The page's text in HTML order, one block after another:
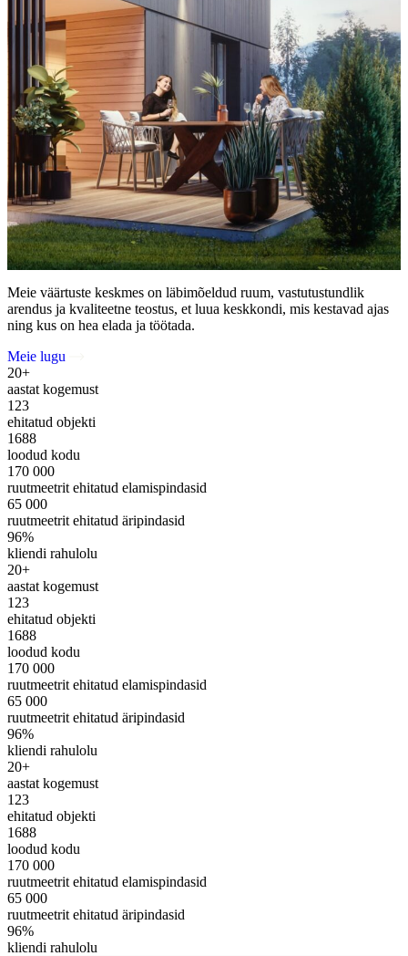
Meie väärtuste keskmes on läbimõeldud ruum, vastutustundlik
arendus ja kvaliteetne teostus, et luua keskkondi, mis kestavad ajas
ning kus on hea elada ja töötada.
Meie lugu
20+
aastat kogemust
123
ehitatud objekti
1688
loodud kodu
170 000
ruutmeetrit ehitatud elamispindasid
65 000
ruutmeetrit ehitatud äripindasid
96%
kliendi rahulolu
20+
aastat kogemust
123
ehitatud objekti
1688
loodud kodu
170 000
ruutmeetrit ehitatud elamispindasid
65 000
ruutmeetrit ehitatud äripindasid
96%
kliendi rahulolu
20+
aastat kogemust
123
ehitatud objekti
1688
loodud kodu
170 000
ruutmeetrit ehitatud elamispindasid
65 000
ruutmeetrit ehitatud äripindasid
96%
kliendi rahulolu